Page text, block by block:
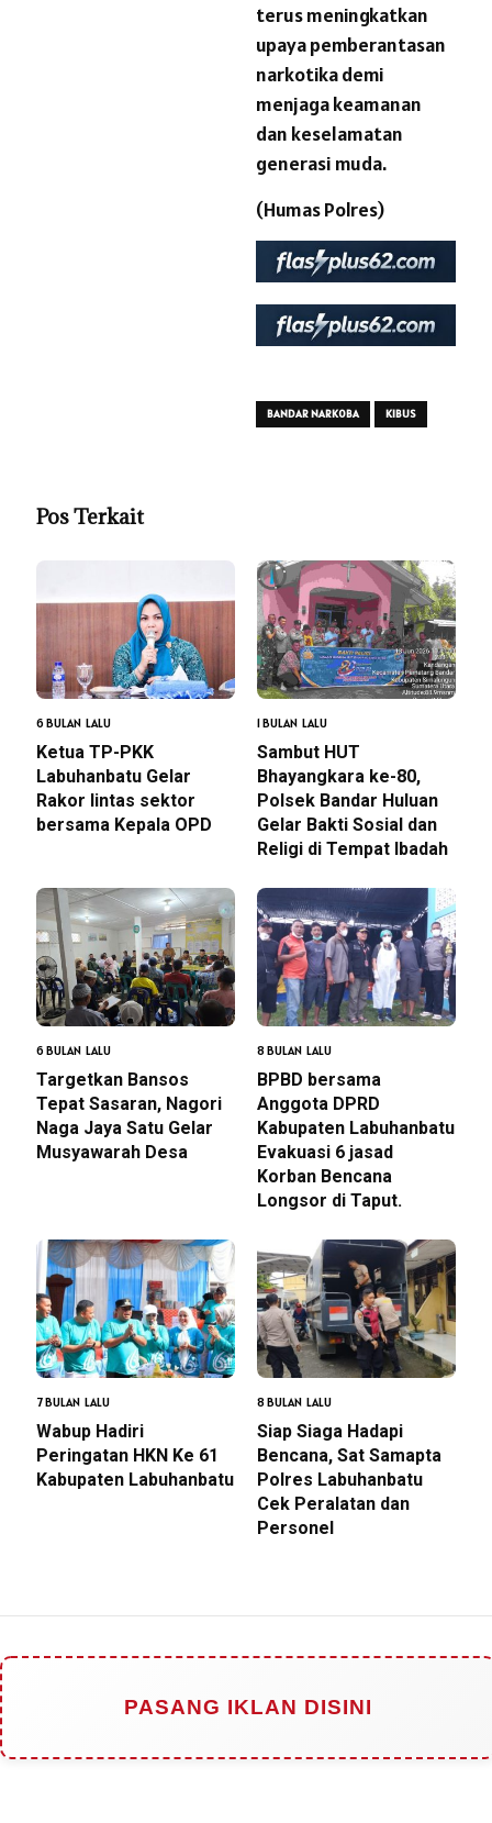
terus meningkatkan
upaya pemberantasan
narkotika demi
menjaga keamanan
dan keselamatan
generasi muda.
(Humas Polres)
BANDAR NARKOBA KIBUS
Pos Terkait
6 BULAN LALU
Ketua TP-PKK
Labuhanbatu Gelar
Rakor lintas sektor
bersama Kepala OPD
1 BULAN LALU
Sambut HUT
Bhayangkara ke-80,
Polsek Bandar Huluan
Gelar Bakti Sosial dan
Religi di Tempat Ibadah
6 BULAN LALU
Targetkan Bansos
Tepat Sasaran, Nagori
Naga Jaya Satu Gelar
Musyawarah Desa
8 BULAN LALU
BPBD bersama
Anggota DPRD
Kabupaten Labuhanbatu
Evakuasi 6 jasad
Korban Bencana
Longsor di Taput.
7 BULAN LALU
Wabup Hadiri
Peringatan HKN Ke 61
Kabupaten Labuhanbatu
8 BULAN LALU
Siap Siaga Hadapi
Bencana, Sat Samapta
Polres Labuhanbatu
Cek Peralatan dan
Personel
PASANG IKLAN DISINI